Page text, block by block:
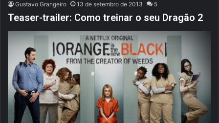
Gustavo Grangeiro 13 de setembro de 2013 5
Teaser-trailer: Como treinar o seu Dragão 2